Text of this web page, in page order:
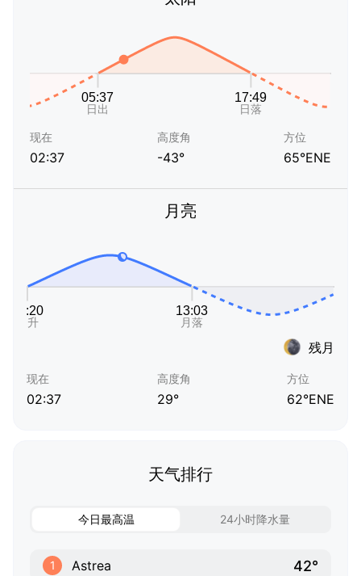
现在
02:37
高度角
-43°
方位
65°ENE
月亮
残月
现在
02:37
高度角
29°
方位
62°ENE
天气排行
今日最高温 24小时降水量
1 Astrea 42°